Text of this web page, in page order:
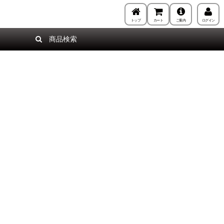
トップ カート ご案内 ログイン
商品検索